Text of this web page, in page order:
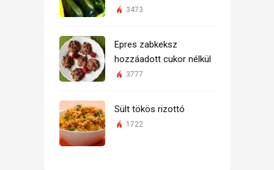
3473
Epres zabkeksz
hozzáadott cukor nélkül
3777
Sült tökös rizottó
1722